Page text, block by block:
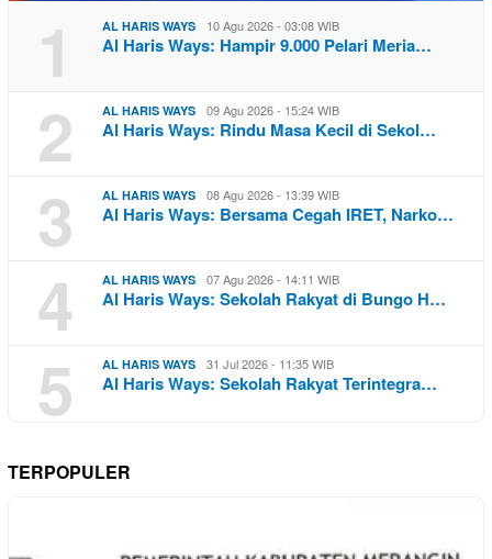
1 AL HARIS WAYS 10 Agu 2026 - 03:08 WIB
Al Haris Ways: Hampir 9.000 Pelari Meria…
2 AL HARIS WAYS 09 Agu 2026 - 15:24 WIB
Al Haris Ways: Rindu Masa Kecil di Sekol…
3 AL HARIS WAYS 08 Agu 2026 - 13:39 WIB
Al Haris Ways: Bersama Cegah IRET, Narko…
4 AL HARIS WAYS 07 Agu 2026 - 14:11 WIB
Al Haris Ways: Sekolah Rakyat di Bungo H…
5 AL HARIS WAYS 31 Jul 2026 - 11:35 WIB
Al Haris Ways: Sekolah Rakyat Terintegra…
TERPOPULER